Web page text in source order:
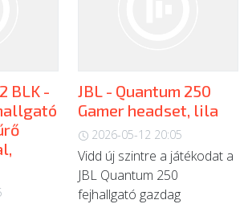
BLK -
JBL - Quantum 250
Gamer headset, lila
2026-05-12 20:05
Vidd új szintre a játékodat a
JBL Quantum 250
fejhallgató gazdag